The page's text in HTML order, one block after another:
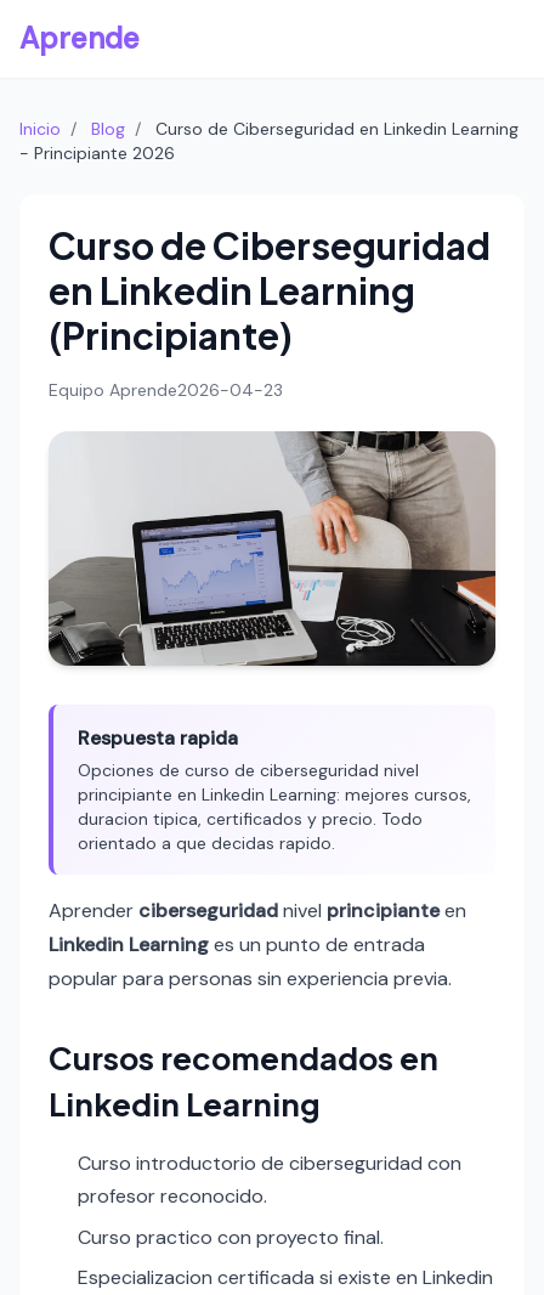
Aprende
Inicio / Blog /
Curso de Ciberseguridad en Linkedin Learning
- Principiante 2026
Curso de Ciberseguridad
en Linkedin Learning
(Principiante)
Equipo Aprende2026-04-23
Respuesta rapida
Opciones de curso de ciberseguridad nivel
principiante en Linkedin Learning: mejores cursos,
duracion tipica, certificados y precio. Todo
orientado a que decidas rapido.
Aprender ciberseguridadnivel principianteen
Linkedin Learninges un punto de entrada
popular para personas sin experiencia previa.
Cursos recomendados en
Linkedin Learning
Curso introductorio de ciberseguridad con
profesor reconocido.
Curso practico con proyecto final.
Especializacion certificada si existe en Linkedin